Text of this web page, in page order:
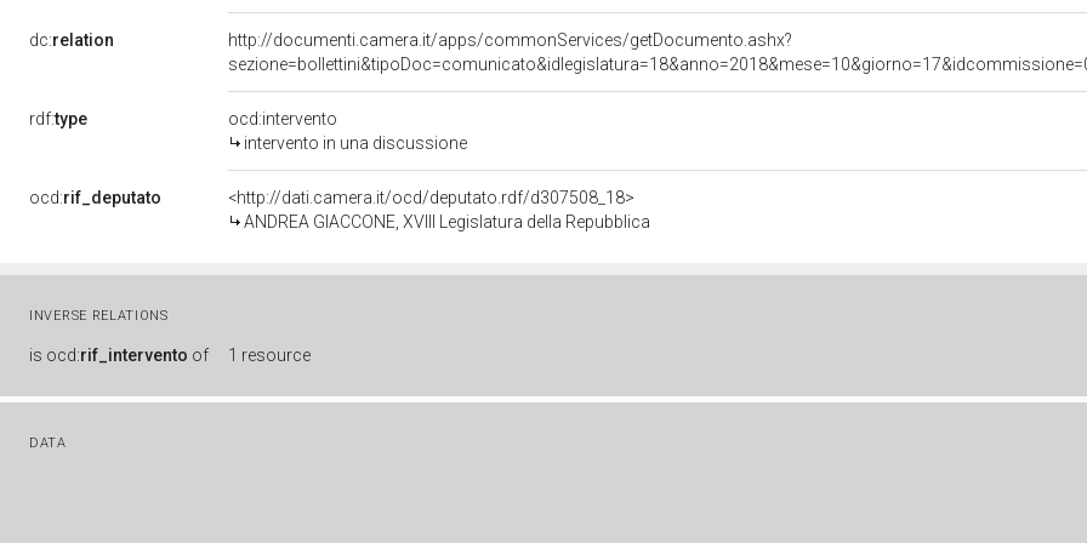
dc:relation
http://documenti.camera.it/apps/commonServices/getDocumento.ashx?
rdf:type
ocd:intervento
intervento in una discussione
ocd:rif_deputato
<http://dati.camera.it/ocd/deputato.rdf/d307508_18>
ANDREA GIACCONE, XVIII Legislatura della Repubblica
INVERSE RELATIONS
is ocd:rif_intervento of 1 resource
DATA